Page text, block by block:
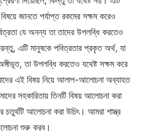
জানতে পর্যাপ্ত রকমের সক্ষম করেও
যে অনন্য তা তাদের উপলব্ধি করতেও
এটি মানুষকে পবিত্রতার প্রকৃত অর্থ, যা
তা উপলব্ধি করতেও যথেষ্ট সক্ষম করে
এই বিষয় নিয়ে আলাপ-আলোচনা অব্যাহত
সহকারিতায় তিনটি বিষয় আলোচনা করা
আলোচনা করা উচিৎ। আমরা শাস্ত্র
শুরু করব।